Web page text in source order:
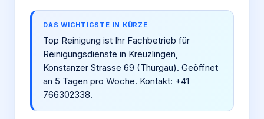
DAS WICHTIGSTE IN KÜRZE
Top Reinigung ist Ihr Fachbetrieb für
Reinigungsdienste in Kreuzlingen,
Konstanzer Strasse 69 (Thurgau). Geöffnet
an 5 Tagen pro Woche. Kontakt: +41
766302338.